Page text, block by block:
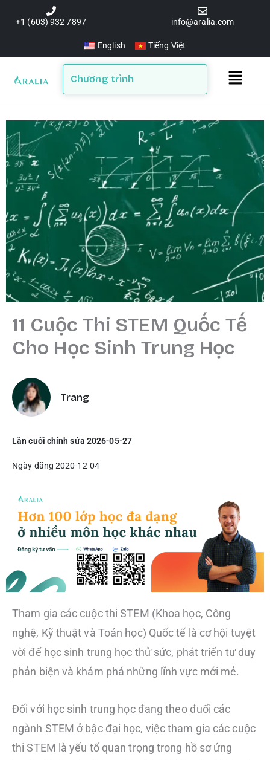
+1 (603) 932 7897 info@aralia.com
English Tiếng Việt
Chương trình
Main
11 Cuộc Thi STEM Quốc Tế
Cho Học Sinh Trung Học
Trang
Lần cuối chỉnh sửa 2026-05-27
Ngày đăng 2020-12-04
Tham gia các cuộc thi STEM (Khoa học, Công
nghệ, Kỹ thuật và Toán học) Quốc tế là cơ hội tuyệt
vời để học sinh trung học thử sức, phát triển tư duy
phản biện và khám phá những lĩnh vực mới mẻ.
Đối với học sinh trung học đang theo đuổi các
ngành STEM ở bậc đại học, việc tham gia các cuộc
thi STEM là yếu tố quan trọng trong hồ sơ ứng